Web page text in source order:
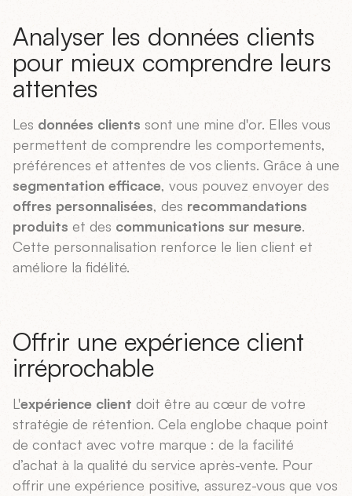
Analyser les données clients
pour mieux comprendre leurs
attentes
Les données clients sont une mine d'or. Elles vous
permettent de comprendre les comportements,
préférences et attentes de vos clients. Grâce à une
segmentation efficace, vous pouvez envoyer des
offres personnalisées, des recommandations
produits et des communications sur mesure.
Cette personnalisation renforce le lien client et
améliore la fidélité.
Offrir une expérience client
irréprochable
L'expérience client doit être au cœur de votre
stratégie de rétention. Cela englobe chaque point
de contact avec votre marque : de la facilité
d’achat à la qualité du service après-vente. Pour
offrir une expérience positive, assurez-vous que vos